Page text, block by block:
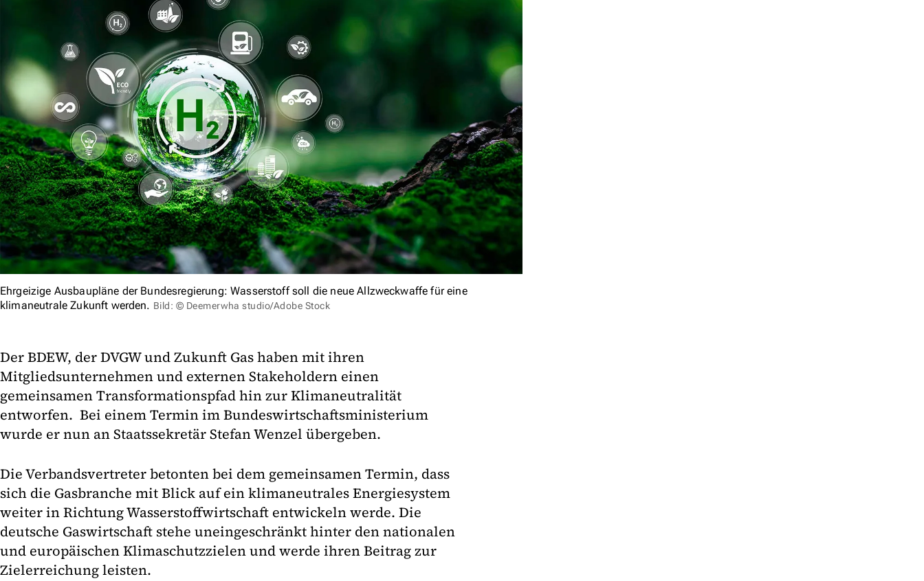
Ehrgeizige Ausbaupläne der Bundesregierung: Wasserstoff soll die neue Allzweckwaffe für eine
klimaneutrale Zukunft werden. Bild: © Deemerwha studio/Adobe Stock
Der BDEW, der DVGW und Zukunft Gas haben mit ihren
Mitgliedsunternehmen und externen Stakeholdern einen
gemeinsamen Transformationspfad hin zur Klimaneutralität
entworfen. Bei einem Termin im Bundeswirtschaftsministerium
wurde er nun an Staatssekretär Stefan Wenzel übergeben.
Die Verbandsvertreter betonten bei dem gemeinsamen Termin, dass
sich die Gasbranche mit Blick auf ein klimaneutrales Energiesystem
weiter in Richtung Wasserstoffwirtschaft entwickeln werde. Die
deutsche Gaswirtschaft stehe uneingeschränkt hinter den nationalen
und europäischen Klimaschutzzielen und werde ihren Beitrag zur
Zielerreichung leisten.